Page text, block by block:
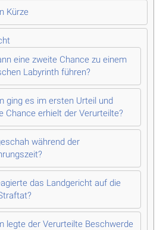
Kürze
eine zweite Chance zu einem
Labyrinth führen?
ging es im ersten Urteil und
Chance erhielt der Verurteilte?
während der
das Landgericht auf die
legte der Verurteilte Beschwerde